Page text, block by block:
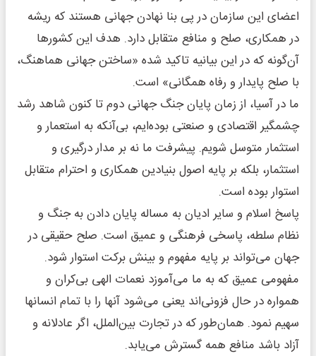
اعضای این سازمان در پی بنا نهادن جهانی هستند که ریشه
در همکاری، صلح و منافع متقابل دارد. هدف این کشورها
آن‌گونه که در این بیانیه تاکید شده «ساختن جهانی هماهنگ،
با صلح پایدار و رفاه همگانی» است.
ما در آسیا، از زمان پایان جنگ جهانی دوم تا کنون شاهد رشد
چشمگیر اقتصادی و صنعتی بوده‌ایم، بی‌آنکه به استعمار و
استثمار متوسل شویم. پیشرفت ما نه بر مدار درگیری و
استثمار، بلکه بر پایه‌ اصول بنیادین همکاری و احترام متقابل
استوار بوده است.
پاسخ اسلام و سایر ادیان به مساله پایان دادن به جنگ و
نظام سلطه، پاسخی فرهنگی و عمیق است. صلح حقیقی در
جهان می‌تواند بر پایه مفهوم و بینش برکت استوار شود.
مفهومی عمیق که به ما می‌آموزد نعمات الهی بی‌کران و
همواره در حال فزونی‌اند یعنی می‌شود آنها را با تمام انسانها
سهیم نمود. همان‌طور که در تجارت بین‌الملل، اگر عادلانه و
آزاد باشد منافع همه گسترش می‌یابد.